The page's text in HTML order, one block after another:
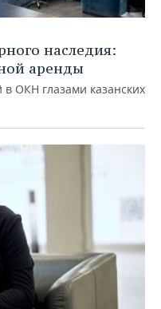
наследия:
аренды
ОКН глазами казанских